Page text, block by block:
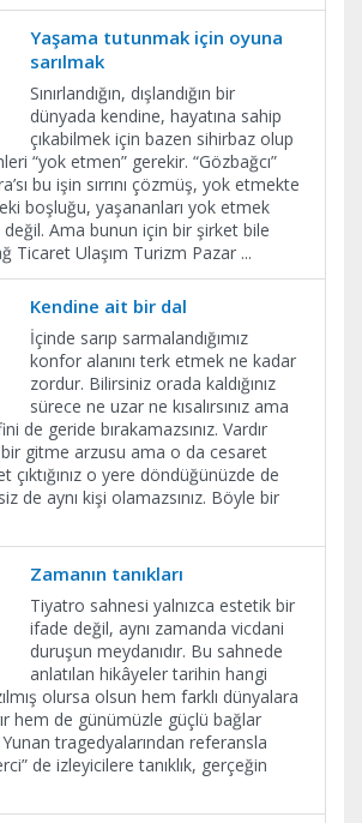
Yaşama tutunmak için oyuna
sarılmak
Sınırlandığın, dışlandığın bir
dünyada kendine, hayatına sahip
çıkabilmek için bazen sihirbaz olup
“yok etmen” gerekir. “Gözbağcı”
bu işin sırrını çözmüş, yok etmekte
boşluğu, yaşananları yok etmek
Ama bunun için bir şirket bile
Ticaret Ulaşım Turizm Pazar ...
​Kendine ait bir dal
İçinde sarıp sarmalandığımız
konfor alanını terk etmek ne kadar
zordur. Bilirsiniz orada kaldığınız
sürece ne uzar ne kısalırsınız ama
de geride bırakamazsınız. Vardır
gitme arzusu ama o da cesaret
çıktığınız o yere döndüğünüzde de
de aynı kişi olamazsınız. Böyle bir
Zamanın tanıkları
Tiyatro sahnesi yalnızca estetik bir
ifade değil, aynı zamanda vicdani
duruşun meydanıdır. Bu sahnede
anlatılan hikâyeler tarihin hangi
olursa olsun hem farklı dünyalara
hem de günümüzle güçlü bağlar
tragedyalarından referansla
de izleyicilere tanıklık, gerçeğin